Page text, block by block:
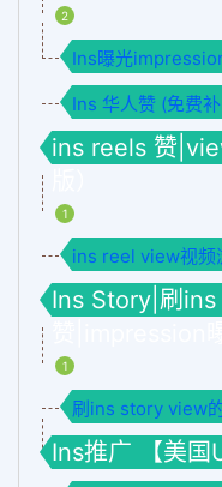
2
Ins曝光
Ins 华人赞 (免费
ins reels 赞
1
ins reel view视频
Ins Story|刷
1
刷ins story view
Ins推广 【美国